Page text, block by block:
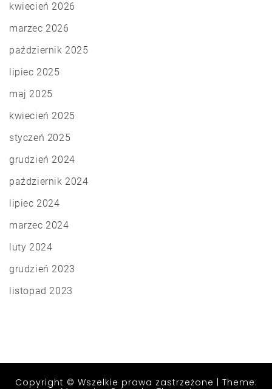
kwiecień 2026
marzec 2026
październik 2025
lipiec 2025
maj 2025
kwiecień 2025
styczeń 2025
grudzień 2024
październik 2024
lipiec 2024
marzec 2024
luty 2024
grudzień 2023
listopad 2023
Copyright © Wszelkie prawa zastrzeżone Theme: